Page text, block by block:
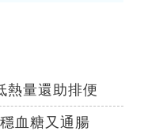
量還助排便
血糖又通腸